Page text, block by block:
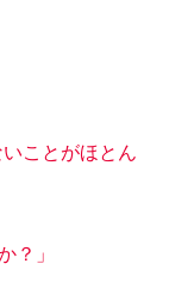
ことがほとん
？」